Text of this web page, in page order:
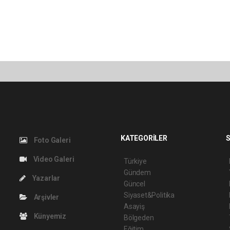
Foto Galeri
Video Galeri
Yazarlar
Arşivler
Künyemiz
KATEGORİLER
Türkiye
Gündem
Güncel
Siyaset&Politika
Asayiş
Bölgeden